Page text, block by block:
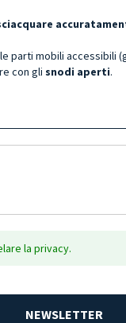
parti mobili
con gli snodi aperti.
la privacy.
NEWSLETTER